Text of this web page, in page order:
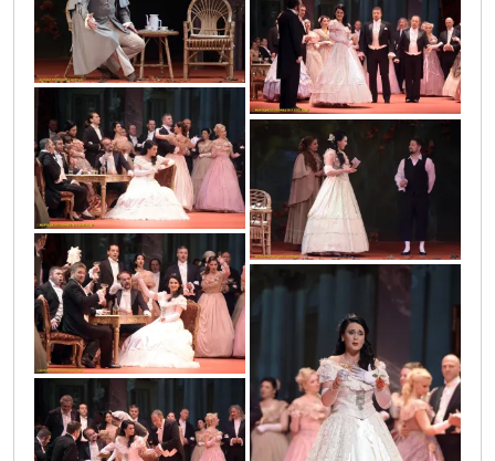
vic2620
vic2554
vic2568
vic2623
vic2564
vic2571
vic2559